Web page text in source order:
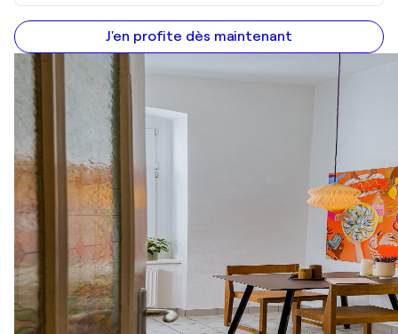
J'en profite dès maintenant